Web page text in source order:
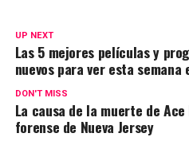
UP NEXT
Las 5 mejores películas y
nuevos para ver esta
DON'T MISS
La causa de la muerte de
forense de Nueva Jersey